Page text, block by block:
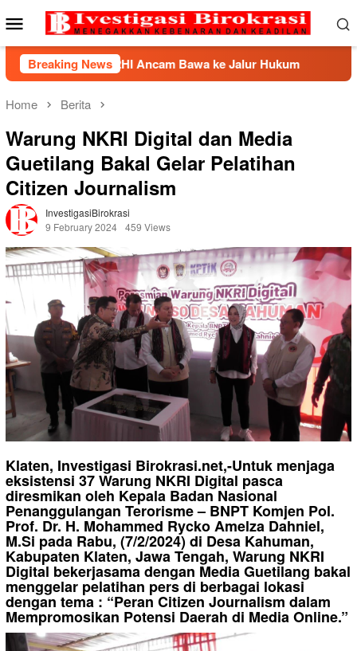
to
Mobile
Menu
Breaking News
Ancam Bawa ke Jalur Hukum Kemnaker
Home Berita
Warung NKRI Digital dan Media
Guetilang Bakal Gelar Pelatihan
Citizen Journalism
InvestigasiBirokrasi
9 February 2024 459 Views
Klaten, Investigasi Birokrasi.net,-Untuk menjaga
eksistensi 37 Warung NKRI Digital pasca
diresmikan oleh Kepala Badan Nasional
Penanggulangan Terorisme – BNPT Komjen Pol.
Prof. Dr. H. Mohammed Rycko Amelza Dahniel,
M.Si pada Rabu, (7/2/2024) di Desa Kahuman,
Kabupaten Klaten, Jawa Tengah, Warung NKRI
Digital bekerjasama dengan Media Guetilang bakal
menggelar pelatihan pers di berbagai lokasi
dengan tema : “Peran Citizen Journalism dalam
Mempromosikan Potensi Daerah di Media Online.”